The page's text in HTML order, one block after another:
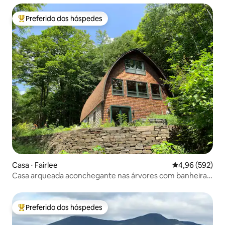
Entre os melhores preferidos dos hóspedes
Preferido dos hóspedes
Casa ⋅ Fairlee 4,96 de uma
4,96 (592)
Casa arqueada aconchegante nas árvores com banheira
Entre os melhores preferidos dos hóspedes
Preferido dos hóspedes